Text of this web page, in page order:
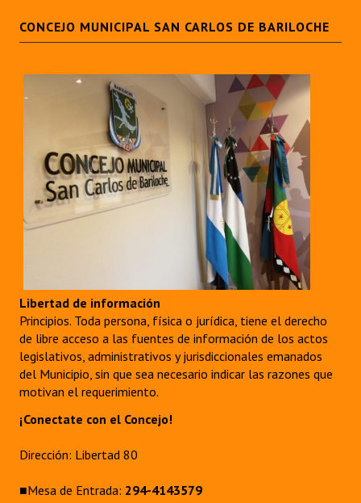
CONCEJO MUNICIPAL SAN CARLOS DE BARILOCHE
Libertad de información
Principios. Toda persona, física o jurídica, tiene el derecho
de libre acceso a las fuentes de información de los actos
legislativos, administrativos y jurisdiccionales emanados
del Municipio, sin que sea necesario indicar las razones que
motivan el requerimiento.
¡Conectate con el Concejo!
Dirección: Libertad 80
■Mesa de Entrada: 294-4143579